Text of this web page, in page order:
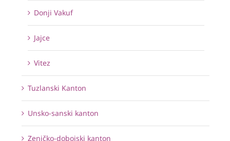
Donji Vakuf
Jajce
Vitez
Tuzlanski Kanton
Unsko-sanski kanton
Zeničko-dobojski kanton